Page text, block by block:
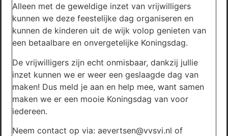
Alleen met de geweldige inzet van vrijwilligers
kunnen we deze feestelijke dag organiseren en
kunnen de kinderen uit de wijk volop genieten van
een betaalbare en onvergetelijke Koningsdag.
De vrijwilligers zijn echt onmisbaar, dankzij jullie
inzet kunnen we er weer een geslaagde dag van
maken! Dus meld je aan en help mee, want samen
maken we er een mooie Koningsdag van voor
iedereen.
Neem contact op via: aevertsen@vvsvi.nl of